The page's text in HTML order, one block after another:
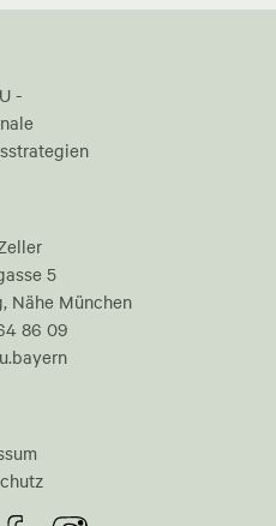
-
5
Nähe München
86 09